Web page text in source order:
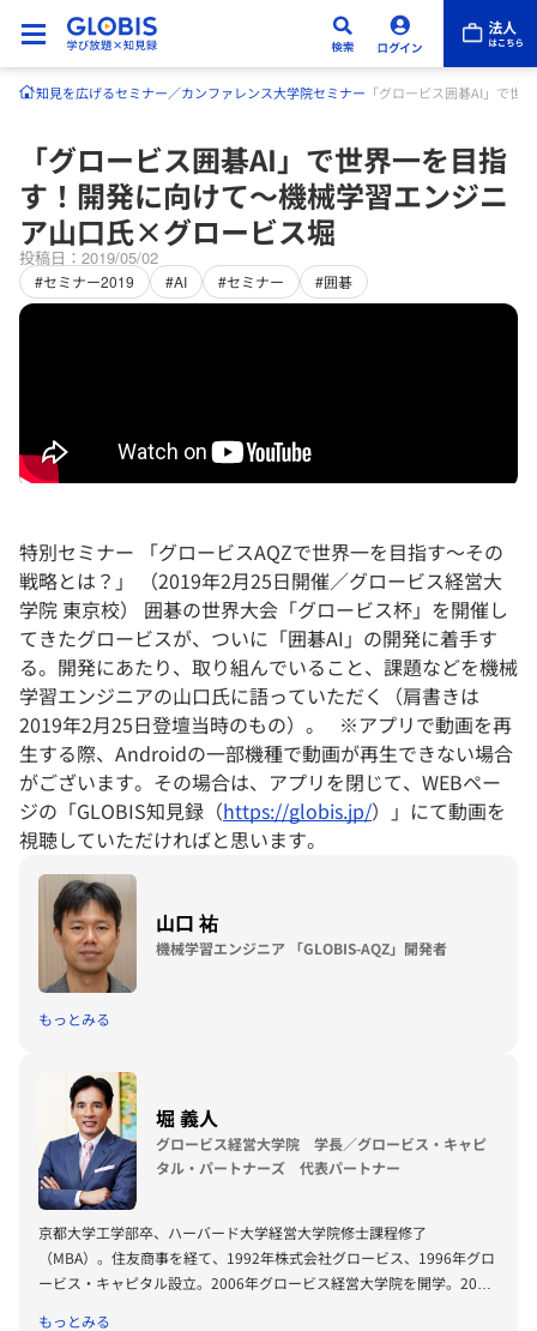
知見を広げるセミナー／カンファレンス大学院セミナー 「グロービス囲碁AI」で
「グロービス囲碁AI」で世界一を目指
す！開発に向けて～機械学習エンジニ
ア山口氏×グロービス堀
投稿日：2019/05/02
#セミナー2019 #AI #セミナー #囲碁
特別セミナー 「グロービスAQZで世界一を目指す～その
戦略とは？」 （2019年2月25日開催／グロービス経営大
学院 東京校） 囲碁の世界大会「グロービス杯」を開催し
てきたグロービスが、ついに「囲碁AI」の開発に着手す
る。開発にあたり、取り組んでいること、課題などを機械
学習エンジニアの山口氏に語っていただく（肩書きは
2019年2月25日登壇当時のもの）。 ※アプリで動画を再
生する際、Androidの一部機種で動画が再生できない場合
がございます。その場合は、アプリを閉じて、WEBペー
ジの「GLOBIS知見録（https://globis.jp/）」にて動画を
視聴していただければと思います。
山口 祐
機械学習エンジニア 「GLOBIS-AQZ」開発者
もっとみる
堀 義人
グロービス経営大学院 学長／グロービス・キャピ
タル・パートナーズ 代表パートナー
京都大学工学部卒、ハーバード大学経営大学院修士課程修了
（MBA）。住友商事を経て、1992年株式会社グロービス、1996年グロ
ービス・キャピタル設立。2006年グロービス経営大学院を開学。2008
もっとみる